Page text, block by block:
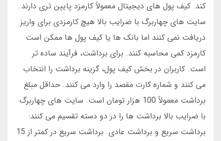
کند. کیف پول های دیجیتال معمولاً کارمزد پایین تری دارند.
سایت های چهاربرگ با ضرایب بالا هیچ کارمزدی برای واریز
دریافت نمی کنند اما بانک ها یا کیف پول ها ممکن است
کارمزد کمی محاسبه کنند. برای برداشت، فرآیند ساده تر
است. کاربران در بخش کیف پول، گزینه برداشت را انتخاب
می کنند و شماره کارت مقصد را وارد می کنند. حداقل مبلغ
برداشت معمولاً 100 هزار تومان است. سایت های چهاربرگ
با ضرایب بالا برداشت ها را در دو دسته تقسیم می کنند:
برداشت سریع و برداشت عادی. برداشت سریع در کمتر از 15